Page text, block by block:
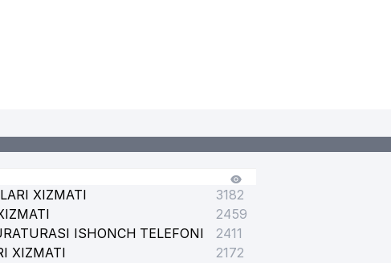
XIZMATI
3182
2459
ISHONCH TELEFONI
2411
XIZMATI
2172